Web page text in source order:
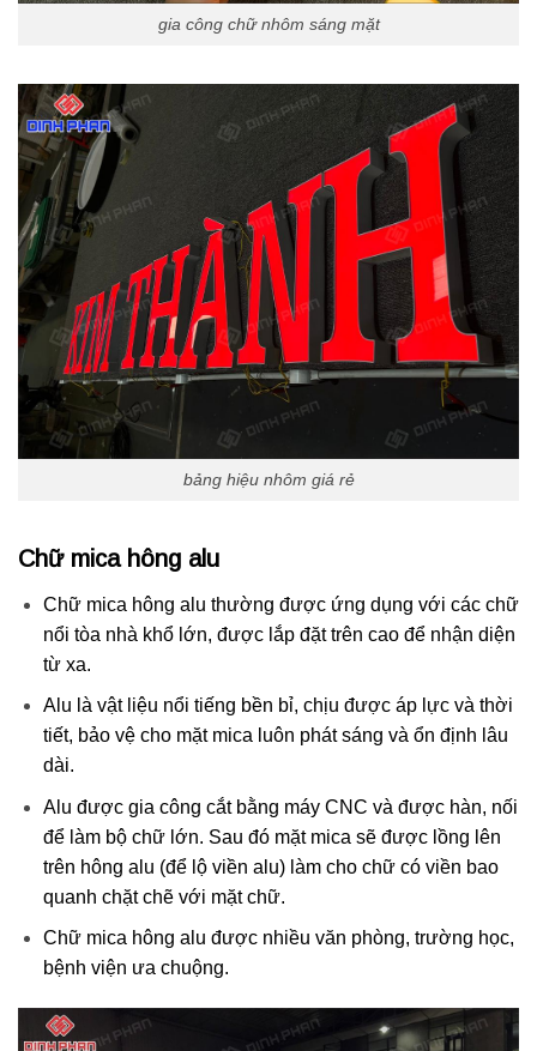
gia công chữ nhôm sáng mặt
bảng hiệu nhôm giá rẻ
Chữ mica hông alu
Chữ mica hông alu thường được ứng dụng với các chữ
nổi tòa nhà khổ lớn, được lắp đặt trên cao để nhận diện
từ xa.
Alu là vật liệu nổi tiếng bền bỉ, chịu được áp lực và thời
tiết, bảo vệ cho mặt mica luôn phát sáng và ổn định lâu
dài.
Alu được gia công cắt bằng máy CNC và được hàn, nối
để làm bộ chữ lớn. Sau đó mặt mica sẽ được lồng lên
trên hông alu (để lộ viền alu) làm cho chữ có viền bao
quanh chặt chẽ với mặt chữ.
Chữ mica hông alu được nhiều văn phòng, trường học,
bệnh viện ưa chuộng.